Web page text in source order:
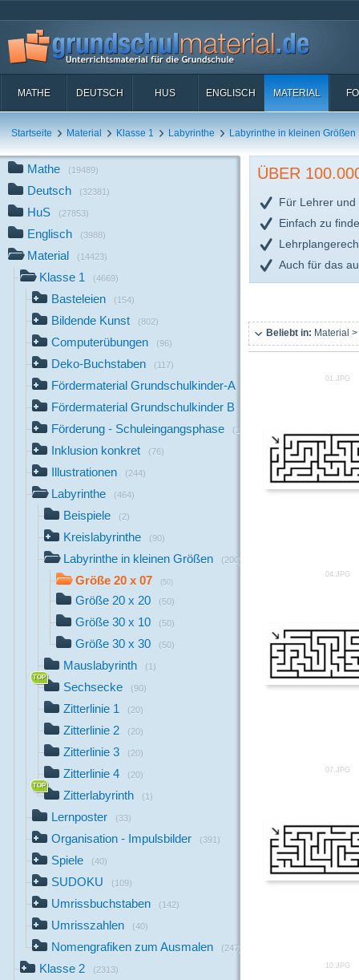
MATHE DEUTSCH HUS ENGLISCH MATERIAL
Startseite Material Klasse 1 Labyrinthe Labyrinthe in kleinen Größen
Mathe (19489)
Deutsch (32381)
HuS (27853)
Englisch (3988)
Material (14423)
Klasse 1 (4669)
Basteleien (154)
Bildende Kunst (802)
Computerübungen (96)
Deko-Buchstaben (117)
Fördermaterial Grundschulkinder-A
Fördermaterial Grundschulkinder B
Förderung - Schuleingangsphase (1142)
Inklusion konkret (76)
Illustrationen (244)
Labyrinthe (464)
Beispiele (2)
Kreislabyrinthe (90)
Labyrinthe in kleinen Größen (200)
Größe 20 x 07 (50)
Größe 20 x 20 (50)
Größe 30 x 10 (50)
Größe 30 x 30 (50)
Mauslabyrinth (1)
Sechsecke (90)
Zitterlinie 1 (20)
Zitterlinie 2 (20)
Zitterlinie 3 (20)
Zitterlinie 4 (20)
Zitterlabyrinth (1)
Lernposter (33)
Organisation - Impulsbilder (391)
Spiele (40)
SUDOKU (109)
Umrissbuchstaben (142)
Umrisszahlen (40)
Nomengrafiken zum Ausmalen (247)
Klasse 2 (2313)
ÜBER
Für Lehrer und
Einfach zu
Auch für das
Beliebt in: Material
01.JPG
04.JPG
07.JPG
10.JPG